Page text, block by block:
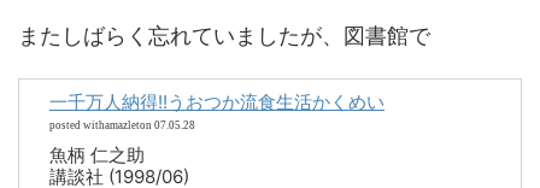
またしばらく忘れていましたが、図書館で
一千万人納得!!うおつか流食生活かくめい
posted withamazleton 07.05.28
魚柄 仁之助
講談社 (1998/06)